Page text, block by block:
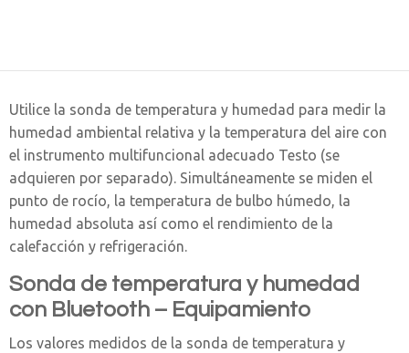
Utilice la sonda de temperatura y humedad para medir la
humedad ambiental relativa y la temperatura del aire con
el instrumento multifuncional adecuado Testo (se
adquieren por separado). Simultáneamente se miden el
punto de rocío, la temperatura de bulbo húmedo, la
humedad absoluta así como el rendimiento de la
calefacción y refrigeración.
Sonda de temperatura y humedad
con Bluetooth – Equipamiento
Los valores medidos de la sonda de temperatura y